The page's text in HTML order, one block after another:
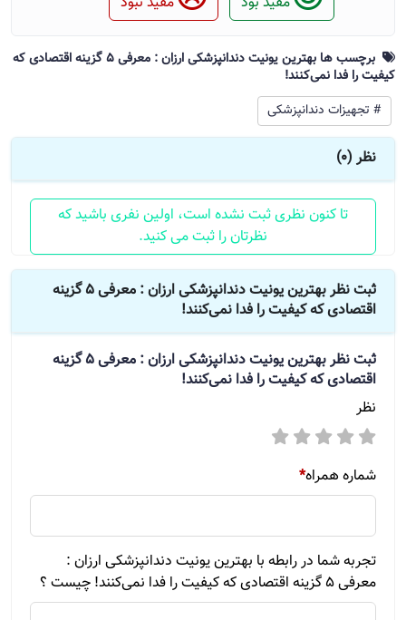
برچسب ها بهترین یونیت دندانپزشکی ارزان : معرفی 5 گزینه اقتصادی که
کیفیت را فدا نمی‌کنند!
# تجهیزات دندانپزشکی
نظر (0)
تا کنون نظری ثبت نشده است، اولین نفری باشید که
نظرتان را ثبت می کنید.
ثبت نظر بهترین یونیت دندانپزشکی ارزان : معرفی 5 گزینه
اقتصادی که کیفیت را فدا نمی‌کنند!
ثبت نظر
بهترین یونیت دندانپزشکی ارزان : معرفی 5 گزینه
اقتصادی که کیفیت را فدا نمی‌کنند!
نظر
شماره همراه*
تجربه شما در رابطه با بهترین یونیت دندانپزشکی ارزان :
معرفی 5 گزینه اقتصادی که کیفیت را فدا نمی‌کنند! چیست ؟